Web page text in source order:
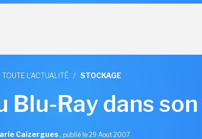
TOUTE L'ACTUALITÉ / STOCKAGE
Blu-Ray dans
Caizergues, publié le 29 Aout 2007